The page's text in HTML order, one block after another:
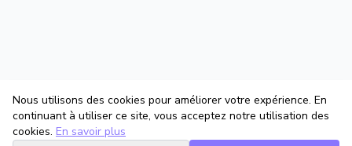
Nous utilisons des cookies pour améliorer votre expérience. En
continuant à utiliser ce site, vous acceptez notre utilisation des
cookies. En savoir plus